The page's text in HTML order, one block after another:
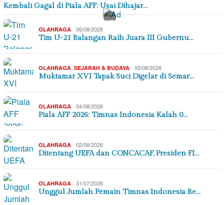
Kembali Gagal di Piala AFF: Usai Dihajar…
OLAHRAGA 06/08/2026
Tim U-21 Balangan Raih Juara III Gubernu…
OLAHRAGA, SEJARAH & BUDAYA 05/08/2026
Muktamar XVI Tapak Suci Digelar di Semar…
OLAHRAGA 04/08/2026
Piala AFF 2026: Timnas Indonesia Kalah 0…
OLAHRAGA 02/08/2026
Ditentang UEFA dan CONCACAF, Presiden FI…
OLAHRAGA 31/07/2026
Unggul Jumlah Pemain Timnas Indonesia Be…
×